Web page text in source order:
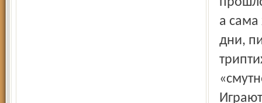
а
дни,